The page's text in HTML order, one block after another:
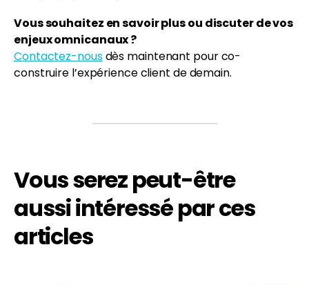
Vous souhaitez en savoir plus ou discuter de vos
enjeux omnicanaux ?
Contactez-nousdès maintenant pour co-
construire l’expérience client de demain.
Vous serez peut-être
aussi intéressé par ces
articles